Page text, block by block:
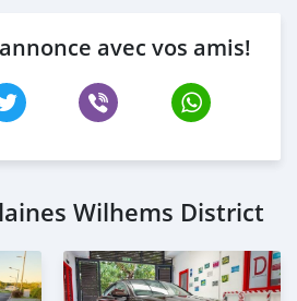
avec vos amis!
Wilhems District